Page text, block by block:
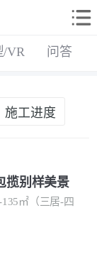
/VR 问答
施工进度
揽别样美景
㎡（三居-四